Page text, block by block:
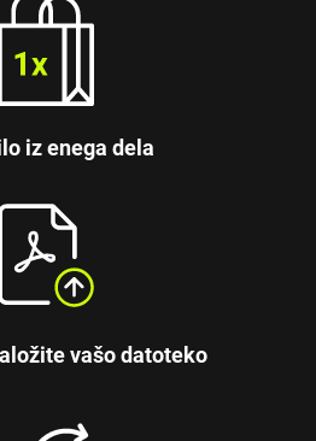
iz enega dela
vašo datoteko